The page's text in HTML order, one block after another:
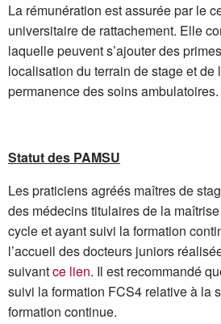
La rémunération est assurée par le
universitaire de rattachement. Elle
laquelle peuvent s’ajouter des
localisation du terrain de stage et de
permanence des soins ambulatoires.
Statut des PAMSU
Les praticiens agréés maîtres de
des médecins titulaires de la
cycle et ayant suivi la formation
l’accueil des docteurs juniors
suivantce lien. Il est recommandé
suivi la formation FCS4 relative à la
formation continue.